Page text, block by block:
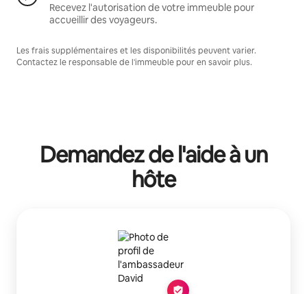
Recevez l'autorisation de votre immeuble pour
accueillir des voyageurs.
Les frais supplémentaires et les disponibilités peuvent varier.
Contactez le responsable de l'immeuble pour en savoir plus.
Demandez de l'aide à un
hôte